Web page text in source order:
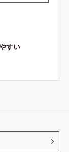
すい